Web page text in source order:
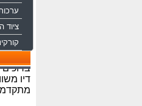
ציוד
דיו